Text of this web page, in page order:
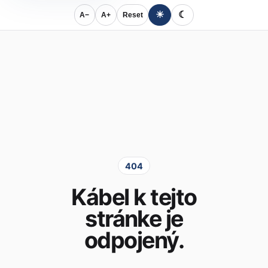
A− A+ Reset ☀ ☾
404
Kábel k tejto
stránke je
odpojený.